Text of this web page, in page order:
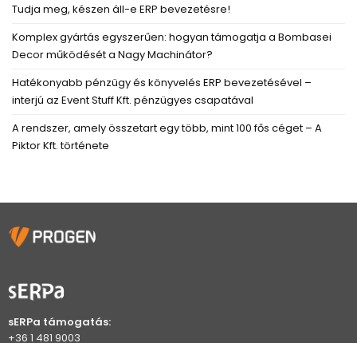
Tudja meg, készen áll-e ERP bevezetésre!
Komplex gyártás egyszerűen: hogyan támogatja a Bombasei
Decor működését a Nagy Machinátor?
Hatékonyabb pénzügy és könyvelés ERP bevezetésével –
interjú az Event Stuff Kft. pénzügyes csapatával
A rendszer, amely összetart egy több, mint 100 fős céget – A
Piktor Kft. története
sERPa támogatás:
+36 1 481 9003